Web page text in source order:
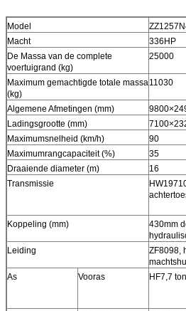
Model
Macht
336HP
De Massa van de complete
voertuigrand (kg)
25000
Maximum gemachtigde totale massa
(kg)
11030
Algemene Afmetingen (mm)
Ladingsgrootte (mm)
Maximumsnelheid (km/h)
90
Maximumrangcapaciteit (%)
35
Draaiende diameter (m)
16
Transmissie
Koppeling (mm)
430mm
Leiding
ZF8098,
As
Vooras HF7,7 ton